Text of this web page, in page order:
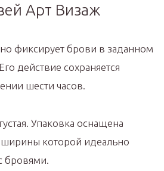
Арт Визаж
фиксирует брови в заданном
действие сохраняется
шести часов.
Упаковка оснащена
которой идеально
бровями.